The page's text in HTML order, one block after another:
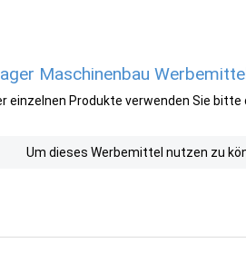
Maschinenbau
einzelnen Produkte verwenden Sie
Um dieses Werbemittel nutzen zu